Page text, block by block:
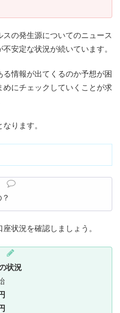
の発生源についてのニュース
安定な状況が続いています。
情報が出てくるのか予想が困
にチェックしていくことが求
ります。
状況を確認しましょう。
状況